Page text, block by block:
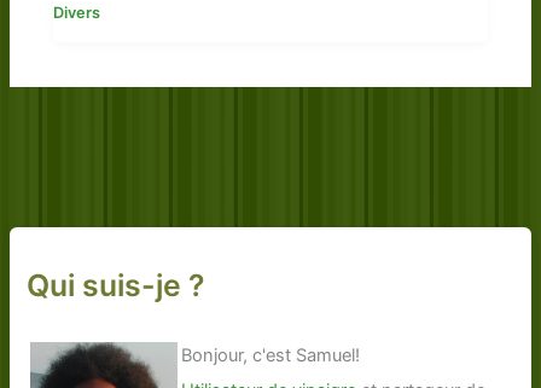
Divers
Qui suis-je ?
Bonjour, c'est Samuel!